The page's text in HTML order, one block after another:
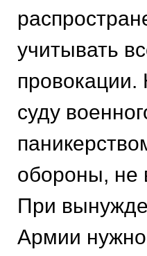
учитывать
суду
обороны, не
При
Армии нужно